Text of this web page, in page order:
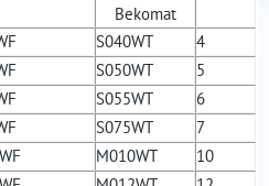
Bekomat
S040WT
4
S050WT
5
S055WT
6
S075WT
7
M010WT
10